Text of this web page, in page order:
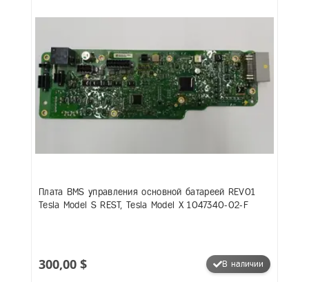
Плата BMS управления основной батареей REV01
Tesla Model S REST, Tesla Model X 1047340-02-F
300,00 $ В наличии